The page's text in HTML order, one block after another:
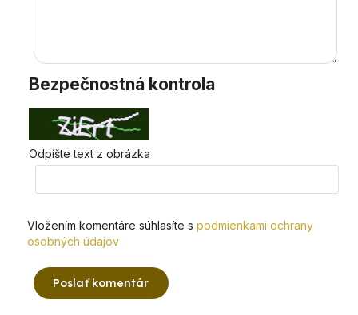
Bezpečnostná kontrola
Odpíšte text z obrázka
Vložením komentáre súhlasíte s podmienkami ochrany
osobných údajov
Poslať komentár